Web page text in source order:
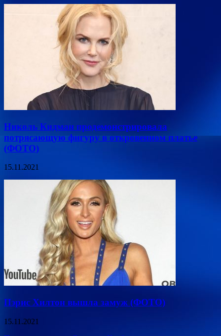
Николь Кидман продемонстрировала
потрясающую фигуру в откровенном платье
(ФОТО)
15.11.2021
Пэрис Хилтон вышла замуж (ФОТО)
15.11.2021